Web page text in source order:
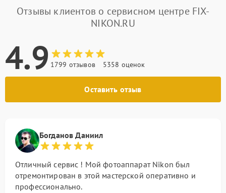
Отзывы клиентов о сервисном центре FIX-
NIKON.RU
4.9 1799 отзывов 5358 оценок
Оставить отзыв
Богданов Даниил
Отличный сервис ! Мой фотоаппарат Nikon был
отремонтирован в этой мастерской оперативно и
профессионально.